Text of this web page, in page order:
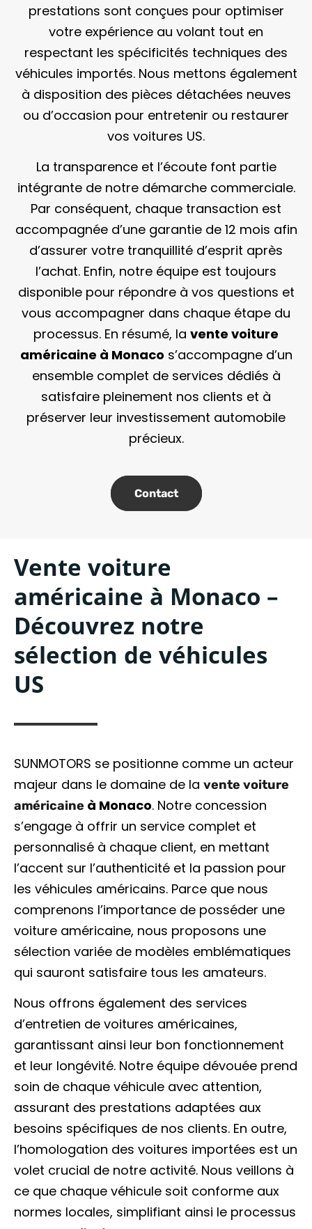
prestations sont conçues pour optimiser
votre expérience au volant tout en
respectant les spécificités techniques des
véhicules importés. Nous mettons également
à disposition des pièces détachées neuves
ou d’occasion pour entretenir ou restaurer
vos voitures US.
La transparence et l’écoute font partie
intégrante de notre démarche commerciale.
Par conséquent, chaque transaction est
accompagnée d’une garantie de 12 mois afin
d’assurer votre tranquillité d’esprit après
l’achat. Enfin, notre équipe est toujours
disponible pour répondre à vos questions et
vous accompagner dans chaque étape du
processus. En résumé, la vente voiture
américaine à Monaco s’accompagne d’un
ensemble complet de services dédiés à
satisfaire pleinement nos clients et à
préserver leur investissement automobile
précieux.
Contact
Vente voiture
américaine à Monaco –
Découvrez notre
sélection de véhicules
US
SUNMOTORS se positionne comme un acteur
majeur dans le domaine de la vente voiture
américaine à Monaco. Notre concession
s’engage à offrir un service complet et
personnalisé à chaque client, en mettant
l’accent sur l’authenticité et la passion pour
les véhicules américains. Parce que nous
comprenons l’importance de posséder une
voiture américaine, nous proposons une
sélection variée de modèles emblématiques
qui sauront satisfaire tous les amateurs.
Nous offrons également des services
d’entretien de voitures américaines,
garantissant ainsi leur bon fonctionnement
et leur longévité. Notre équipe dévouée prend
soin de chaque véhicule avec attention,
assurant des prestations adaptées aux
besoins spécifiques de nos clients. En outre,
l’homologation des voitures importées est un
volet crucial de notre activité. Nous veillons à
ce que chaque véhicule soit conforme aux
normes locales, simplifiant ainsi le processus